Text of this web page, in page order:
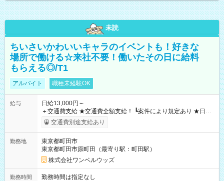
未読
ちいさいかわいいキャラのイベントも！好きな
場所で働ける☆来社不要！働いたその日に給料
もらえる◎/T1
アルバイト 職種未経験OK
給与
日給13,000円～
＋交通費支給 ★交通費全額支給！ ┗案件により規定あり ★日払
いOK！（規定あり） ┗働いたその日に現金GET♪ お仕事後はコ
ンビニATMから 日払い分を引き落とせます！ 【試用期間】試
交通費別途支給あり
勤務地
東京都町田市
東京都町田市原町田（最寄り駅：町田駅）
株式会社ワンベルウッズ
勤務時間
勤務時間は指定なし